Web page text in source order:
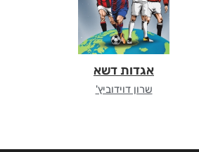
אגדות דשא
שרון דוידוביץ'